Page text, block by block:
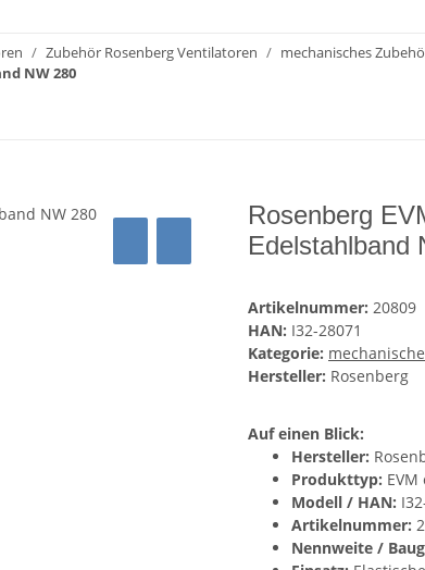
Zubehör Rosenberg Ventilatoren
mechanisches
NW 280
Rosenberg
Edelstahlband
Artikelnummer: 20809
HAN: I32-28071
Kategorie:
Hersteller: Rosenberg
Auf einen Blick:
Hersteller:
Produkttyp:
Modell / HAN:
Artikelnummer:
Nennweite /